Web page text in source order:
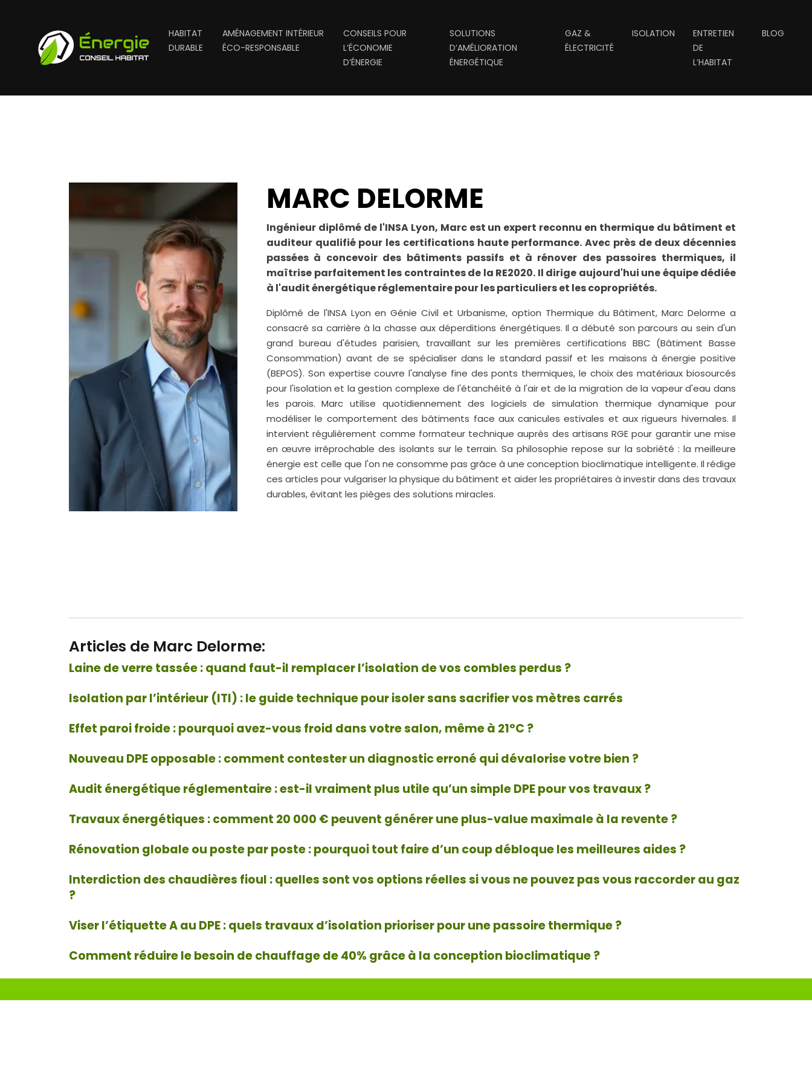
HABITAT
DURABLE
AMÉNAGEMENT INTÉRIEUR
ÉCO-RESPONSABLE
CONSEILS POUR
L’ÉCONOMIE
D’ÉNERGIE
SOLUTIONS
D’AMÉLIORATION
ÉNERGÉTIQUE
GAZ &
ÉLECTRICITÉ
ISOLATION
ENTRETIEN
DE
L’HABITAT
BLOG
MARC DELORME
Ingénieur diplômé de l'INSA Lyon, Marc est un expert reconnu en thermique du bâtiment et
auditeur qualifié pour les certifications haute performance. Avec près de deux décennies
passées à concevoir des bâtiments passifs et à rénover des passoires thermiques, il
maîtrise parfaitement les contraintes de la RE2020. Il dirige aujourd'hui une équipe dédiée
à l'audit énergétique réglementaire pour les particuliers et les copropriétés.
Diplômé de l'INSA Lyon en Génie Civil et Urbanisme, option Thermique du Bâtiment, Marc Delorme a
consacré sa carrière à la chasse aux déperditions énergétiques. Il a débuté son parcours au sein d'un
grand bureau d'études parisien, travaillant sur les premières certifications BBC (Bâtiment Basse
Consommation) avant de se spécialiser dans le standard passif et les maisons à énergie positive
(BEPOS). Son expertise couvre l'analyse fine des ponts thermiques, le choix des matériaux biosourcés
pour l'isolation et la gestion complexe de l'étanchéité à l'air et de la migration de la vapeur d'eau dans
les parois. Marc utilise quotidiennement des logiciels de simulation thermique dynamique pour
modéliser le comportement des bâtiments face aux canicules estivales et aux rigueurs hivernales. Il
intervient régulièrement comme formateur technique auprès des artisans RGE pour garantir une mise
en œuvre irréprochable des isolants sur le terrain. Sa philosophie repose sur la sobriété : la meilleure
énergie est celle que l'on ne consomme pas grâce à une conception bioclimatique intelligente. Il rédige
ces articles pour vulgariser la physique du bâtiment et aider les propriétaires à investir dans des travaux
durables, évitant les pièges des solutions miracles.
Articles de Marc Delorme:
Laine de verre tassée : quand faut-il remplacer l’isolation de vos combles perdus ?
Isolation par l’intérieur (ITI) : le guide technique pour isoler sans sacrifier vos mètres carrés
Effet paroi froide : pourquoi avez-vous froid dans votre salon, même à 21°C ?
Nouveau DPE opposable : comment contester un diagnostic erroné qui dévalorise votre bien ?
Audit énergétique réglementaire : est-il vraiment plus utile qu’un simple DPE pour vos travaux ?
Travaux énergétiques : comment 20 000 € peuvent générer une plus-value maximale à la revente ?
Rénovation globale ou poste par poste : pourquoi tout faire d’un coup débloque les meilleures aides ?
Interdiction des chaudières fioul : quelles sont vos options réelles si vous ne pouvez pas vous raccorder au gaz
?
Viser l’étiquette A au DPE : quels travaux d’isolation prioriser pour une passoire thermique ?
Comment réduire le besoin de chauffage de 40% grâce à la conception bioclimatique ?